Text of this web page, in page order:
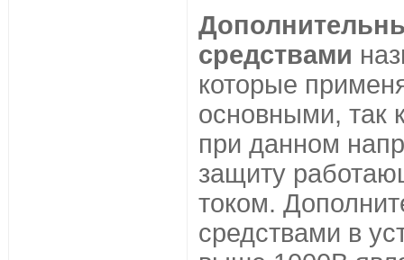
средствами
которые
основными, так
при данном
защиту
током.
средствами в